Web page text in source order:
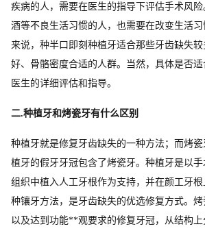
疾病的人，需要在医生的指导下评估手术风
酒等不良生活习惯的人，也需要在改变生活
来说，种半口即刻种植牙适合那些牙齿缺失
好、骨骼密度合适的人群。当然，具体是否
医生的详细评估和指导。
二.种植牙和烤瓷牙有什么区别
种植牙就是修复牙齿缺失的一种方法；而烤
植牙的假牙牙冠包含了烤瓷牙。种植牙是以
组织中植入人工牙根作为支持，并在颜工牙
种镶牙方法，是牙齿缺失的优选修复方式。
以及达到功能**观要求的修复牙冠，从结构